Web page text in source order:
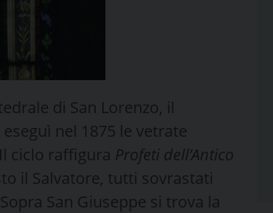
di San Lorenzo, il
nel 1875 le vetrate
ciclo raffigura Profeti dell’Antico
il Salvatore, tutti sovrastati
San Giuseppe si trova la